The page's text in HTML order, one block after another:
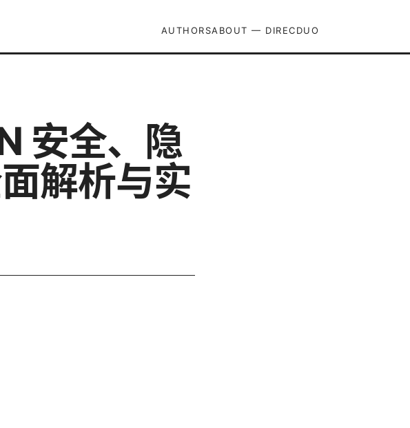
AUTHORSABOUT — DIRECDUO
安全、隐
解析与实